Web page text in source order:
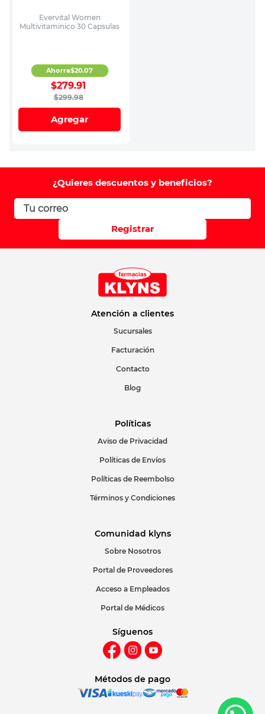
Evervital Women
Multivitaminico 30 Capsulas
$299.98
$279.91
Ahorra$20.07
Agregar
¿Quieres descuentos y beneficios?
Registrar
Atención a clientes
Sucursales
Facturación
Contacto
Blog
Políticas
Aviso de Privacidad
Políticas de Envíos
Políticas de Reembolso
Términos y Condiciones
Comunidad klyns
Sobre Nosotros
Portal de Proveedores
Acceso a Empleados
Portal de Médicos
Síguenos
Métodos de pago